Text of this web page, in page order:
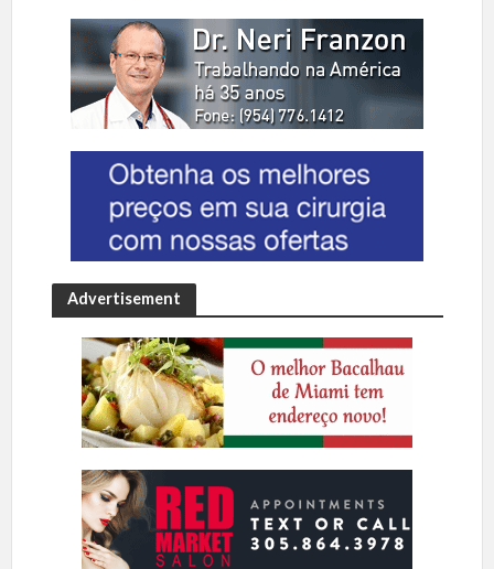
Advertisement